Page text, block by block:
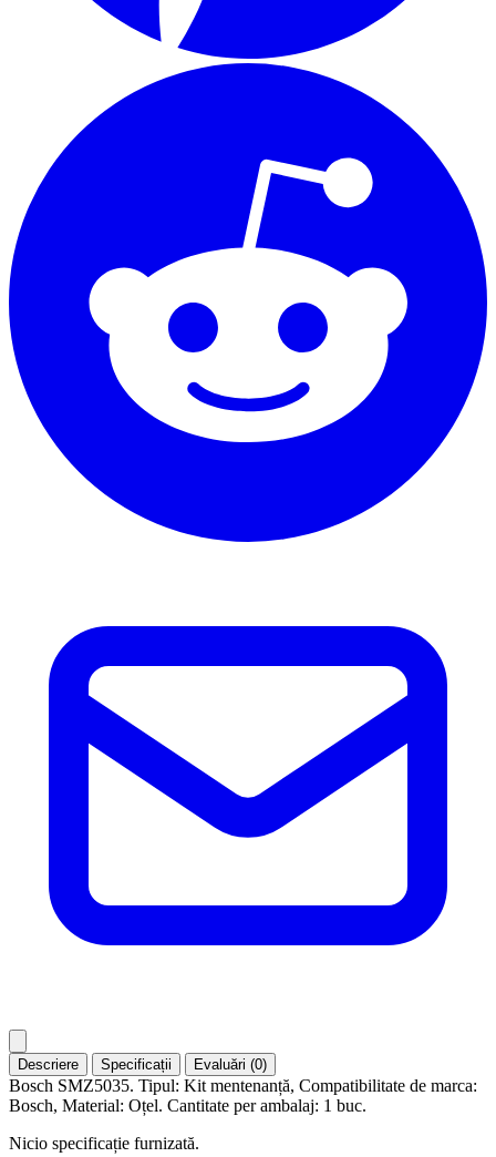
Descriere Specificații Evaluări (0)
Bosch SMZ5035. Tipul: Kit mentenanță, Compatibilitate de marca:
Bosch, Material: Oțel. Cantitate per ambalaj: 1 buc.
Nicio specificație furnizată.